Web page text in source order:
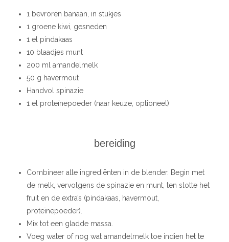
1 bevroren banaan, in stukjes
1 groene kiwi, gesneden
1 el pindakaas
10 blaadjes munt
200 ml amandelmelk
50 g havermout
Handvol spinazie
1 el proteïnepoeder (naar keuze, optioneel)
bereiding
Combineer alle ingrediënten in de blender. Begin met
de melk, vervolgens de spinazie en munt, ten slotte het
fruit en de extra’s (pindakaas, havermout,
proteïnepoeder).
Mix tot een gladde massa.
Voeg water of nog wat amandelmelk toe indien het te